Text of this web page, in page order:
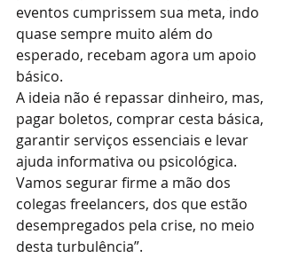
eventos cumprissem sua meta, indo
quase sempre muito além do
esperado, recebam agora um apoio
básico.
A ideia não é repassar dinheiro, mas,
pagar boletos, comprar cesta básica,
garantir serviços essenciais e levar
ajuda informativa ou psicológica.
Vamos segurar firme a mão dos
colegas freelancers, dos que estão
desempregados pela crise, no meio
desta turbulência”.